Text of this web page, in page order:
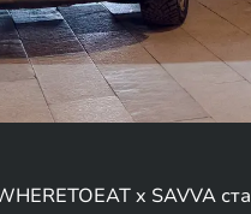
x SAVVA